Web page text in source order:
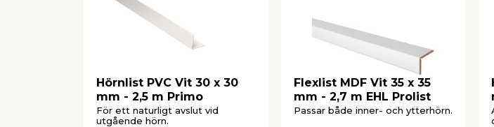
Hörnlist PVC Vit 30 x 30
mm - 2,5 m Primo
För ett naturligt avslut vid
utgående hörn.
Flexlist MDF Vit 35 x 35
mm - 2,7 m EHL Prolist
Passar både inner- och ytterhörn.